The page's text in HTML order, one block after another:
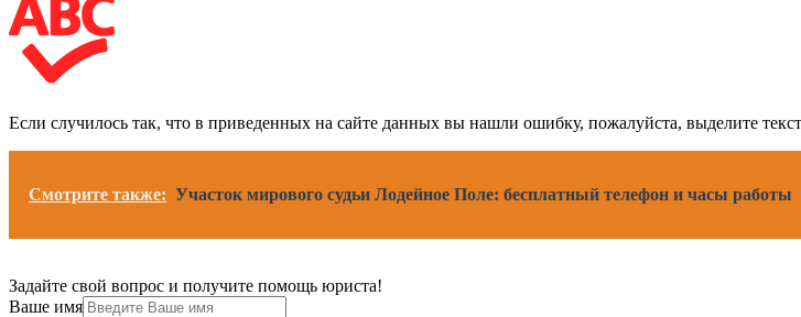
Если случилось так, что в приведенных на сайте данных вы нашли ошибку, пожалуйста, выделите
Смотрите также: Участок мирового судьи Лодейное Поле: бесплатный телефон и часы работы
Задайте свой вопрос и получите помощь юриста!
Ваше имя